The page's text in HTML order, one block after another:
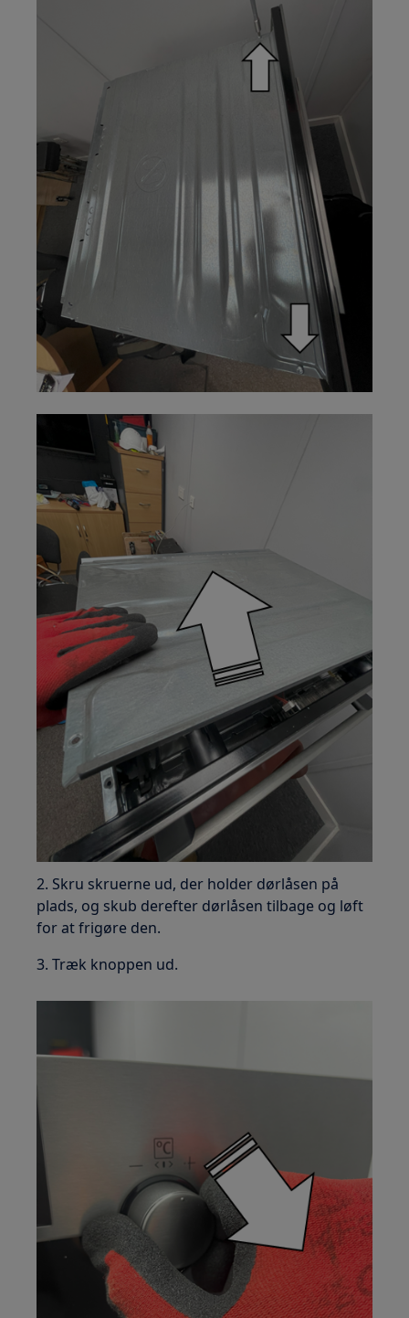
2. Skru skruerne ud, der holder dørlåsen på
plads, og skub derefter dørlåsen tilbage og løft
for at frigøre den.
3. Træk knoppen ud.